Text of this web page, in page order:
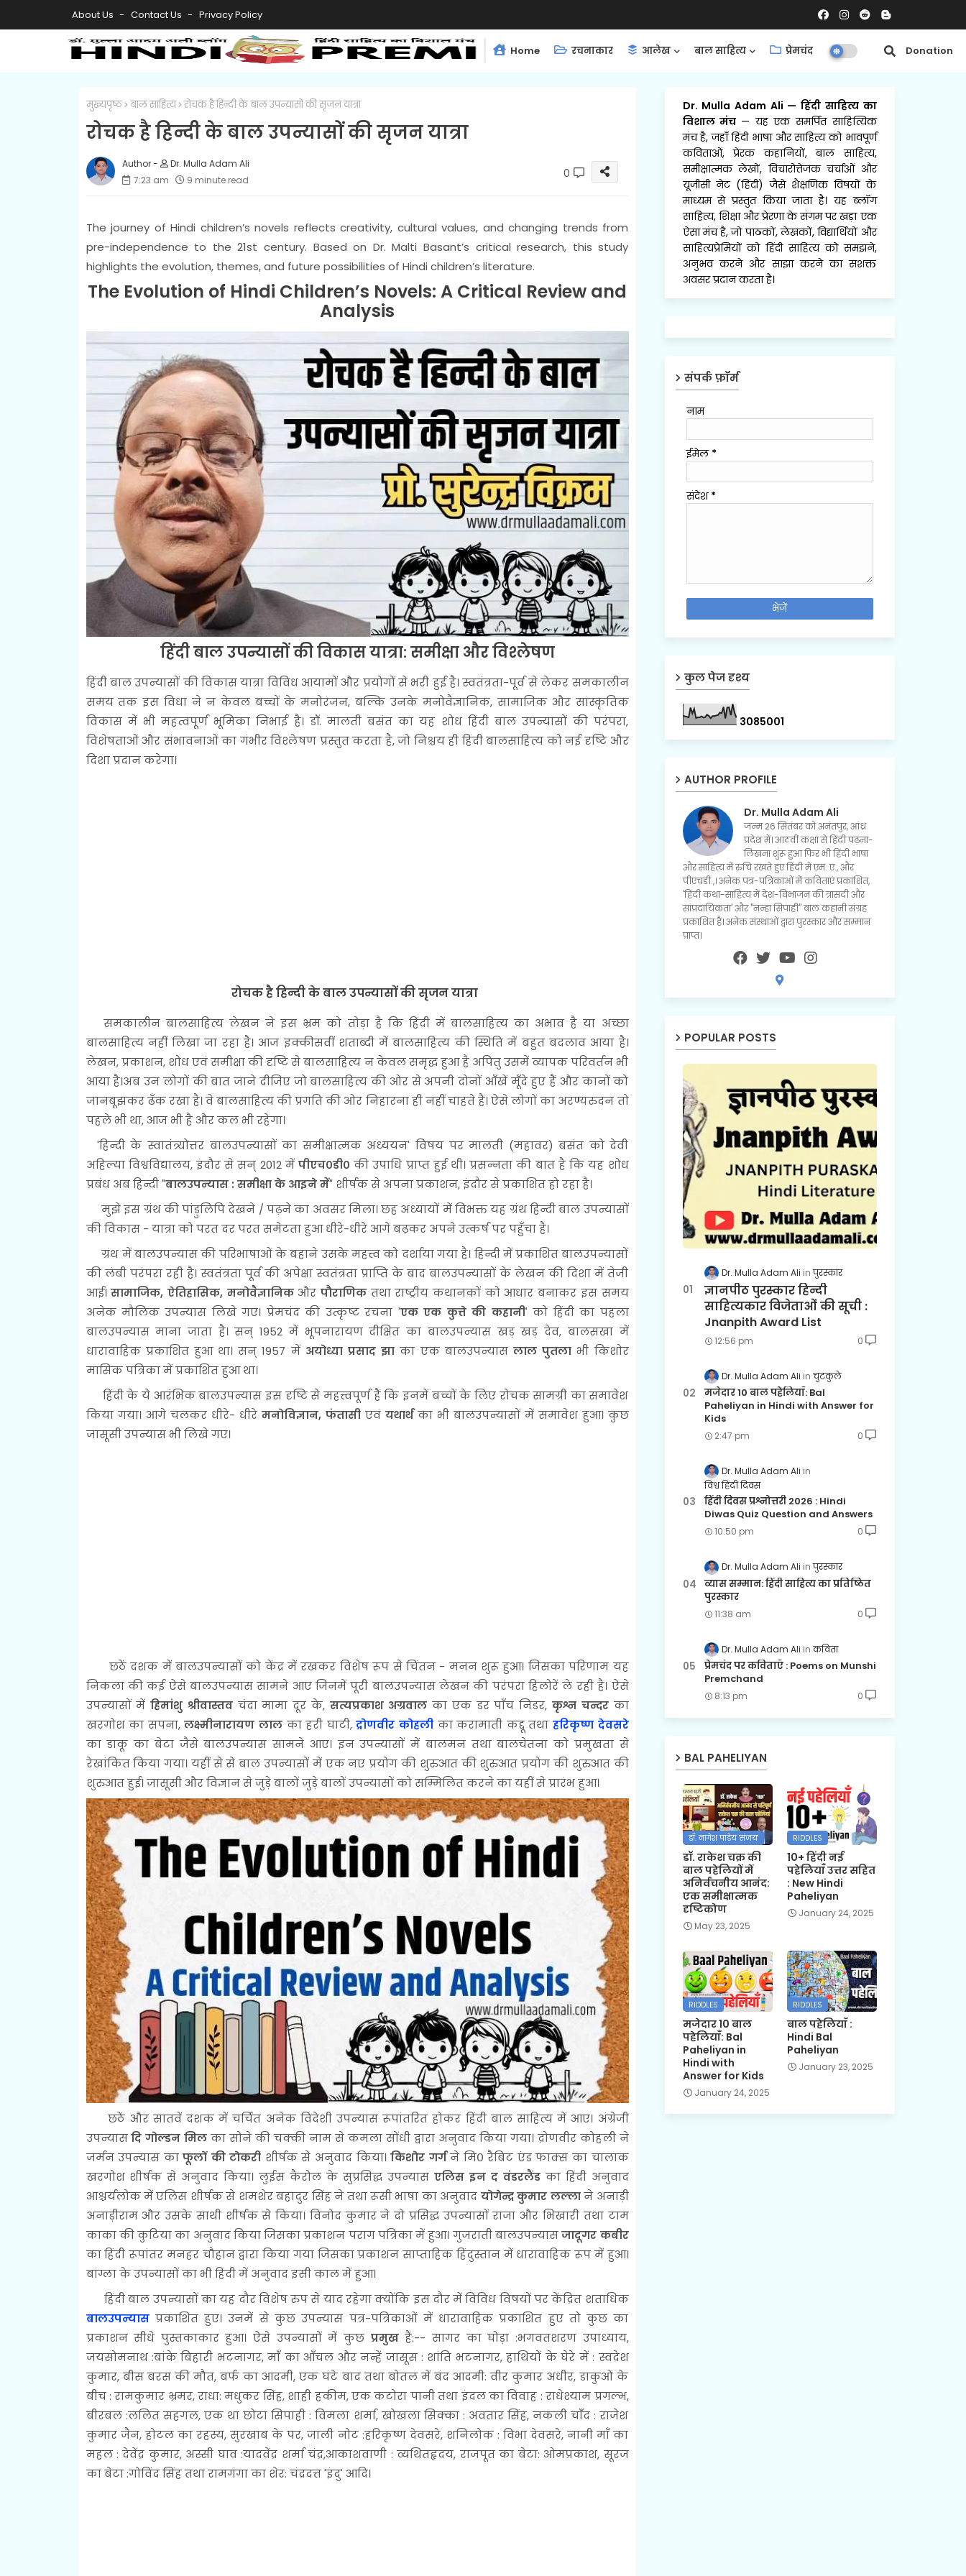
About Us Contact Us Privacy Policy
Home रचनाकार आलेख बाल साहित्य प्रेमचंद समीक्षाएँ Donation
मुख्यपृष्ठ बाल साहित्य रोचक है हिन्दी के बाल उपन्यासों की सृजन यात्रा
रोचक है हिन्दी के बाल उपन्यासों की सृजन यात्रा
Dr. Mulla Adam Ali
7:23 am
9 minute read 0
The journey of Hindi children’s novels reflects creativity, cultural values, and changing trends from
pre-independence to the 21st century. Based on Dr. Malti Basant’s critical research, this study
highlights the evolution, themes, and future possibilities of Hindi children’s literature.
The Evolution of Hindi Children’s Novels: A Critical Review and
Analysis
हिंदी बाल उपन्यासों की विकास यात्रा: समीक्षा और विश्लेषण
हिंदी बाल उपन्यासों की विकास यात्रा विविध आयामों और प्रयोगों से भरी हुई है। स्वतंत्रता-पूर्व से लेकर समकालीन
समय तक इस विधा ने न केवल बच्चों के मनोरंजन, बल्कि उनके मनोवैज्ञानिक, सामाजिक और सांस्कृतिक
विकास में भी महत्वपूर्ण भूमिका निभाई है। डॉ. मालती बसंत का यह शोध हिंदी बाल उपन्यासों की परंपरा,
विशेषताओं और संभावनाओं का गंभीर विश्लेषण प्रस्तुत करता है, जो निश्चय ही हिंदी बालसाहित्य को नई दृष्टि और
दिशा प्रदान करेगा।
रोचक है हिन्दी के बाल उपन्यासों की सृजन यात्रा
समकालीन बालसाहित्य लेखन ने इस भ्रम को तोड़ा है कि हिंदी में बालसाहित्य का अभाव है या अच्छा
बालसाहित्य नहीं लिखा जा रहा है। आज इक्कीसवीं शताब्दी में बालसाहित्य की स्थिति में बहुत बदलाव आया है।
लेखन, प्रकाशन, शोध एवं समीक्षा की दृष्टि से बालसाहित्य न केवल समृद्ध हुआ है अपितु उसमें व्यापक परिवर्तन भी
आया है।अब उन लोगों की बात जाने दीजिए जो बालसाहित्य की ओर से अपनी दोनों आँखें मूँदे हुए हैं और कानों को
जानबूझकर ढँक रखा है। वे बालसाहित्य की प्रगति की ओर निहारना ही नहीं चाहते हैं। ऐसे लोगों का अरण्यरुदन तो
पहले भी था, आज भी है और कल भी रहेगा।
'हिन्दी के स्वातंत्र्योत्तर बालउपन्यासों का समीक्षात्मक अध्ययन' विषय पर मालती (महावर) बसंत को देवी
अहिल्या विश्वविद्यालय, इंदौर से सन् 2012 में पीएच०डी० की उपाधि प्राप्त हुई थी। प्रसन्नता की बात है कि यह शोध
प्रबंध अब हिन्दी "बालउपन्यास : समीक्षा के आइने में" शीर्षक से अपना प्रकाशन, इंदौर से प्रकाशित हो रहा है।
मुझे इस ग्रंथ की पांडुलिपि देखने / पढ़ने का अवसर मिला। छह अध्यायों में विभक्त यह ग्रंथ हिन्दी बाल उपन्यासों
की विकास - यात्रा को परत दर परत समेटता हुआ धीरे-धीरे आगे बढ़कर अपने उत्कर्ष पर पहुँचा है।
ग्रंथ में बालउपन्यास की परिभाषाओं के बहाने उसके महत्त्व को दर्शाया गया है। हिन्दी में प्रकाशित बालउपन्यासों
की लंबी परंपरा रही है। स्वतंत्रता पूर्व की अपेक्षा स्वतंत्रता प्राप्ति के बाद बालउपन्यासों के लेखन की दिशा में तेजी
आई।सामाजिक, ऐतिहासिक, मनोवैज्ञानिक और पौराणिकतथा राष्ट्रीय कथानकों को आधार बनाकर इस समय
अनेक मौलिक उपन्यास लिखे गए। प्रेमचंद की उत्कृष्ट रचना 'एक एक कुत्ते की कहानी' को हिंदी का पहला
बालउपन्यास माना जाता है। सन् 1952 में भूपनारायण दीक्षित का बालउपन्यास खड़ खड़ देव, बालसखा में
धारावाहिक प्रकाशित हुआ था। सन् 1957 में अयोध्या प्रसाद झा का एक बालउपन्यास लाल पुतला भी किशोर
मासिक पत्रिका में प्रकाशित हुआ था।
हिंदी के ये आरंभिक बालउपन्यास इस दृष्टि से महत्त्वपूर्ण हैं कि इनमें बच्चों के लिए रोचक सामग्री का समावेश
किया गया। आगे चलकर धीरे- धीरे मनोविज्ञान, फंतासी एवंयथार्थका भी बालउपन्यासों में समावेश हुआ। कुछ
जासूसी उपन्यास भी लिखे गए।
छठें दशक में बालउपन्यासों को केंद्र में रखकर विशेष रूप से चिंतन - मनन शुरू हुआ। जिसका परिणाम यह
निकला की कई ऐसे बालउपन्यास सामने आए जिनमें पूरी बालउपन्यास लेखन की परंपरा हिलोरें ले रही है। ऐसे
उपन्यासों मेंहिमांशु श्रीवास्तवचंदा मामा दूर के, सत्यप्रकाश अग्रवाल का एक डर पाँच निडर, कृश्न चन्दरका
खरगोश का सपना,लक्ष्मीनारायण लालका हरी घाटी,द्रोणवीर कोहलीका करामाती कद्दू तथा हरिकृष्ण देवसरे
का डाकू का बेटा जैसे बालउपन्यास सामने आए। इन उपन्यासों में बालमन तथा बालचेतना को प्रमुखता से
रेखांकित किया गया। यहीं से से बाल उपन्यासों में एक नए प्रयोग की शुरुआत की शुरुआत प्रयोग की शुरुआत की
शुरुआत हुई। जासूसी और विज्ञान से जुड़े बालों जुड़े बालों उपन्यासों को सम्मिलित करने का यहीं से प्रारंभ हुआ।
छठें और सातवें दशक में चर्चित अनेक विदेशी उपन्यास रूपांतरित होकर हिंदी बाल साहित्य में आए। अंग्रेजी
उपन्यासदि गोल्डन मिल का सोने की चक्की नाम से कमला सोंधी द्वारा अनुवाद किया गया। द्रोणवीर कोहली ने
जर्मन उपन्यास काफूलों की टोकरी शीर्षक से अनुवाद किया।किशोर गर्गने मि० रैबिट एंड फाक्स का चालाक
खरगोश शीर्षक से अनुवाद किया। लुईस कैरोल के सुप्रसिद्ध उपन्यास एलिस इन द वंडरलैंडका हिंदी अनुवाद
आश्चर्यलोक में एलिस शीर्षक से शमशेर बहादुर सिंह ने तथा रूसी भाषा का अनुवाद योगेन्द्र कुमार लल्लाने अनाड़ी
अनाड़ीराम और उसके साथी शीर्षक से किया। विनोद कुमार ने दो प्रसिद्ध उपन्यासों राजा और भिखारी तथा टाम
काका की कुटिया का अनुवाद किया जिसका प्रकाशन पराग पत्रिका में हुआ। गुजराती बालउपन्यासजादूगर कबीर
का हिंदी रूपांतर मनहर चौहान द्वारा किया गया जिसका प्रकाशन साप्ताहिक हिंदुस्तान में धारावाहिक रूप में हुआ।
बांग्ला के उपन्यासों का भी हिंदी में अनुवाद इसी काल में हुआ।
हिंदी बाल उपन्यासों का यह दौर विशेष रुप से याद रहेगा क्योंकि इस दौर में विविध विषयों पर केंद्रित शताधिक
बालउपन्यासप्रकाशित हुए। उनमें से कुछ उपन्यास पत्र-पत्रिकाओं में धारावाहिक प्रकाशित हुए तो कुछ का
प्रकाशन सीधे पुस्तकाकार हुआ। ऐसे उपन्यासों में कुछ प्रमुखहैं:-- सागर का घोड़ा :भगवतशरण उपाध्याय,
जयसोमनाथ :बांके बिहारी भटनागर, मांँ का आंँचल और नन्हें जासूस : शांति भटनागर, हाथियों के घेरे में : स्वदेश
कुमार, बीस बरस की मौत, बर्फ का आदमी, एक घंटे बाद तथा बोतल में बंद आदमी: वीर कुमार अधीर, डाकुओं के
बीच : रामकुमार भ्रमर, राधा: मधुकर सिंह, शाही हकीम, एक कटोरा पानी तथा इंदल का विवाह : राधेश्याम प्रगल्भ,
बीरबल :ललित सहगल, एक था छोटा सिपाही : विमला शर्मा, खोखला सिक्का : अवतार सिंह, नकली चांँद : राजेश
कुमार जैन, होटल का रहस्य, सुरखाब के पर, जाली नोट :हरिकृष्ण देवसरे, शनिलोक : विभा देवसरे, नानी माँ का
महल : देवेंद्र कुमार, अस्सी घाव :यादवेंद्र शर्मा चंद्र,आकाशवाणी : व्यथितहृदय, राजपूत का बेटा: ओमप्रकाश, सूरज
का बेटा :गोविंद सिंह तथा रामगंगा का शेर: चंद्रदत्त 'इंदु' आदि।
Dr. Mulla Adam Ali —हिंदी साहित्य का
विशाल मंच — यह एक समर्पित साहित्यिक
मंच है, जहाँ हिंदी भाषा और साहित्य को भावपूर्ण
कविताओं, प्रेरक कहानियों, बाल साहित्य,
समीक्षात्मक लेखों, विचारोत्तेजक चर्चाओं और
यूजीसी नेट (हिंदी) जैसे शैक्षणिक विषयों के
माध्यम से प्रस्तुत किया जाता है। यह ब्लॉग
साहित्य, शिक्षा और प्रेरणा के संगम पर खड़ा एक
ऐसा मंच है, जो पाठकों, लेखकों, विद्यार्थियों और
साहित्यप्रेमियों को हिंदी साहित्य को समझने,
अनुभव करने और साझा करने का सशक्त
अवसर प्रदान करता है।
संपर्क फ़ॉर्म
नाम
ईमेल *
संदेश *
कुल पेज दृश्य
3085001
AUTHOR PROFILE
Dr. Mulla Adam Ali
जन्म 26 सितंबर को अनंतपुर, आंध्र
प्रदेश में। आठवीं कक्षा से हिंदी पढ़ना-
लिखना शुरू हुआ फिर भी हिंदी भाषा
और साहित्य में रुचि रखते हुए हिंदी में एम. ए., और
पीएचडी.,। अनेक पत्र-पत्रिकाओं में कविताएं प्रकाशित,
'हिंदी कथा-साहित्य में देश-विभाजन की त्रासदी और
सांप्रदायिकता' और "नन्हा सिपाही" बाल कहानी संग्रह
प्रकाशित है। अनेक संस्थाओं द्वारा पुरस्कार और सम्मान
प्राप्त।
POPULAR POSTS
Dr. Mulla Adam Ali पुरस्कार
ज्ञानपीठ पुरस्कार हिन्दी
साहित्यकार विजेताओं की सूची :
Jnanpith Award List
12:56 pm 0
Dr. Mulla Adam Ali चुटकुले
मजेदार 10 बाल पहेलियाँ: Bal
Paheliyan in Hindi with Answer for
Kids
2:47 pm 0
Dr. Mulla Adam Ali
विश्व हिंदी दिवस
हिंदी दिवस प्रश्नोत्तरी 2026 : Hindi
Diwas Quiz Question and Answers
10:50 pm 0
Dr. Mulla Adam Ali पुरस्कार
व्यास सम्मान: हिंदी साहित्य का प्रतिष्ठित
पुरस्कार
11:38 am 0
Dr. Mulla Adam Ali कविता
प्रेमचंद पर कविताएँ : Poems on Munshi
Premchand
8:13 pm 0
BAL PAHELIYAN
डॉ. नागेश पांडेय 'संजय'
डॉ. राकेश चक्र की
बाल पहेलियों में
अनिर्वचनीय आनंद:
एक समीक्षात्मक
दृष्टिकोण
May 23, 2025
RIDDLES
10+ हिंदी नई
पहेलियाँ उत्तर सहित
: New Hindi
Paheliyan
January 24, 2025
RIDDLES
मजेदार 10 बाल
पहेलियाँ: Bal
Paheliyan in
Hindi with
Answer for Kids
January 24, 2025
RIDDLES
बाल पहेलियाँ :
Hindi Bal
Paheliyan
January 23, 2025